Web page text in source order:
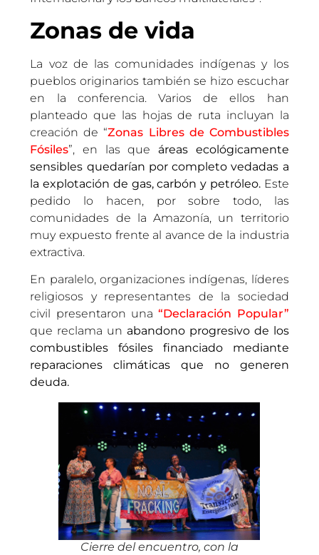
Zonas de vida
La voz de las comunidades indígenas y los
pueblos originarios también se hizo escuchar
en la conferencia. Varios de ellos han
planteado que las hojas de ruta incluyan la
creación de “Zonas Libres de Combustibles
Fósiles”, en las que áreas ecológicamente
sensibles quedarían por completo vedadas a
la explotación de gas, carbón y petróleo.Este
pedido lo hacen, por sobre todo, las
comunidades de la Amazonía, un territorio
muy expuesto frente al avance de la industria
extractiva.
En paralelo, organizaciones indígenas, líderes
religiosos y representantes de la sociedad
civil presentaron una“Declaración Popular”
que reclama un abandono progresivo de los
combustibles fósiles financiado mediante
reparaciones climáticas que no generen
deuda.
Cierre del encuentro, con la